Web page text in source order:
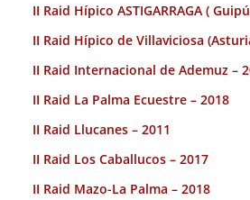
II Raid Hípico ASTIGARRAGA (
II Raid Hípico de Villaviciosa
II Raid Internacional de Ademuz –
II Raid La Palma Ecuestre – 2018
II Raid Llucanes – 2011
II Raid Los Caballucos – 2017
II Raid Mazo-La Palma – 2018